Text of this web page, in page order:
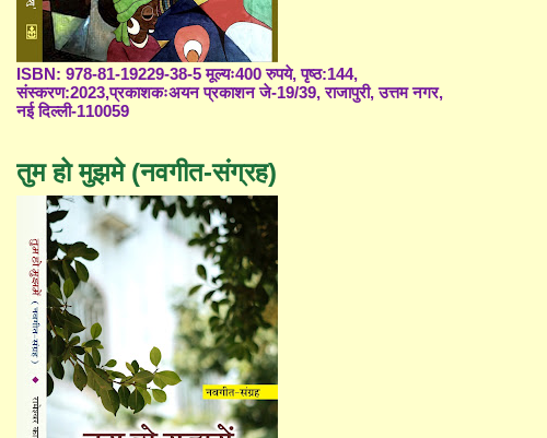
ISBN: 978-81-19229-38-5 मूल्यः400 रुपये, पृष्ठ:144,
संस्करण:2023,प्रकाशकःअयन प्रकाशन जे-19/39, राजापुरी, उत्तम नगर,
नई दिल्ली-110059
तुम हो मुझमे (नवगीत-संग्रह)